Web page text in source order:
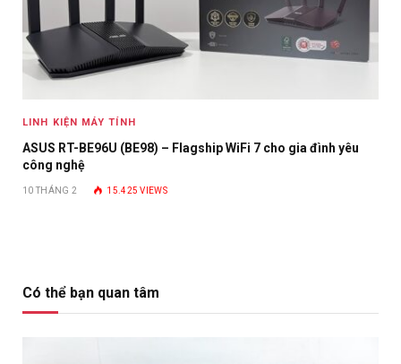
LINH KIỆN MÁY TÍNH
ASUS RT-BE96U (BE98) – Flagship WiFi 7 cho gia đình yêu
công nghệ
10 THÁNG 2 15.425VIEWS
Có thể bạn quan tâm